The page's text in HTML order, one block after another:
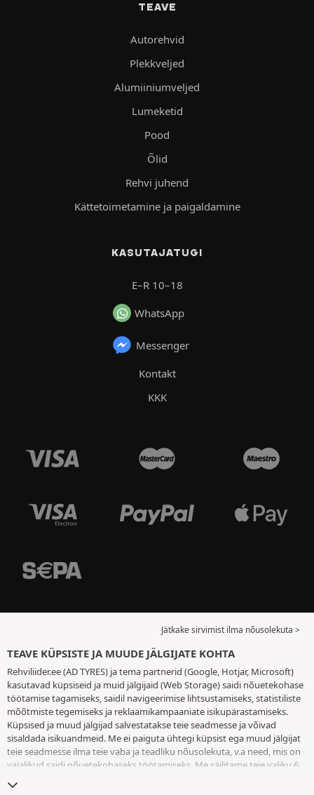
TEAVE
Autorehvid
Plekkveljed
Alumiiniumveljed
Lumeketid
Pood
Õlid
Rehvi juhend
Kättetoimetamine ja paigaldamine
KASUTAJATUGI
E–R 10–18
WhatsApp
Messenger
Kontakt
KKK
Jätkake sirvimist ilma nõusolekuta >
TEAVE KÜPSISTE JA MUUDE JÄLGIJATE KOHTA
Rehviliider.ee (AD TYRES) ja tema partnerid (Google, Hotjar, Microsoft)
kasutavad küpsiseid ja muid jälgijaid (Web Storage) saidi nõuetekohase
töötamise tagamiseks, saidil navigeerimise lihtsustamiseks, statistiliste
mõõtmiste tegemiseks ja reklaamikampaaniate isikupärastamiseks.
Küpsised ja muud jälgijad salvestatakse teie seadmesse ja võivad
sisaldada isikuandmeid. Me ei paiguta ühtegi küpsist ega muud jälgijat
teie seadmesse ilma teie vaba ja teadliku nõusolekuta, v.a need, mis on
vajalikud saidi nõuetekohaseks töötamiseks. Me säilitame teie valiku 6
muude jälgijate lehele